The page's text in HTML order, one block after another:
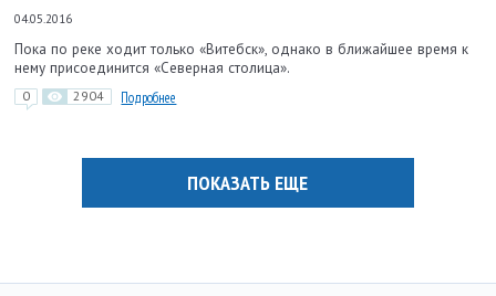
04.05.2016
Пока по реке ходит только «Витебск», однако в ближайшее время к
нему присоединится «Северная столица».
0 2904 Подробнее
ПОКАЗАТЬ ЕЩЕ